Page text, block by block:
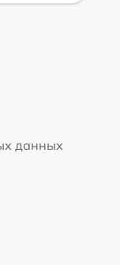
данных